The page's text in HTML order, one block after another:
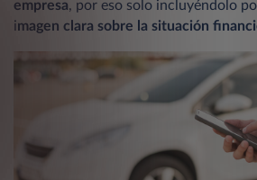
empresa, por eso solo incluyéndolo
imagen clara sobre la situación